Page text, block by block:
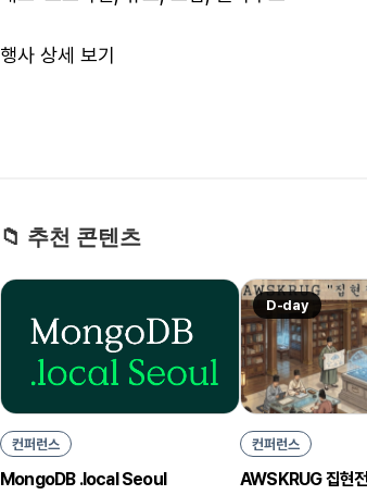
행사 상세 보기
📁 추천 콘텐츠
컨퍼런스
MongoDB .local Seoul
D-day
컨퍼런스
AWSKRUG 집현